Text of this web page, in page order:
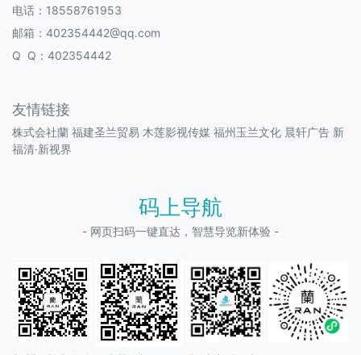
电话：18558761953
邮箱：402354442@qq.com
Q Q：402354442
友情链接
株式会社蘭 福建圣兰贸易 木莲影视传媒 福州玉兰文化 晨轩广告 新
福清·新视界
码上导航
- 网页扫码一键直达，智慧导览新体验 -